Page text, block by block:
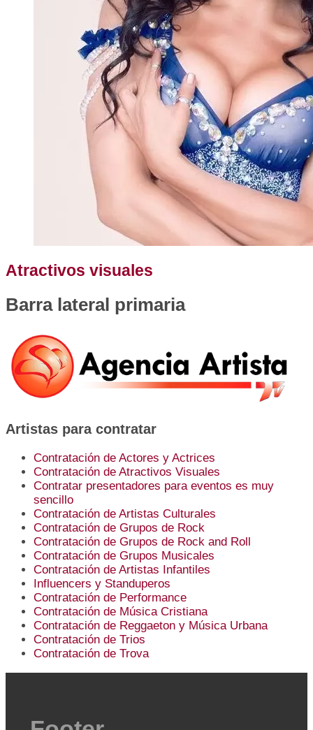
Atractivos visuales
Barra lateral primaria
Artistas para contratar
Contratación de Actores y Actrices
Contratación de Atractivos Visuales
Contratar presentadores para eventos es muy
sencillo
Contratación de Artistas Culturales
Contratación de Grupos de Rock
Contratación de Grupos de Rock and Roll
Contratación de Grupos Musicales
Contratación de Artistas Infantiles
Influencers y Standuperos
Contratación de Performance
Contratación de Música Cristiana
Contratación de Reggaeton y Música Urbana
Contratación de Trios
Contratación de Trova